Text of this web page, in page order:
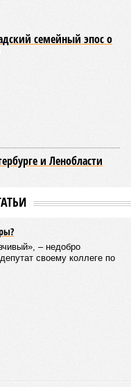
семейный эпос о
и Ленобласти
– недобро
своему коллеге по